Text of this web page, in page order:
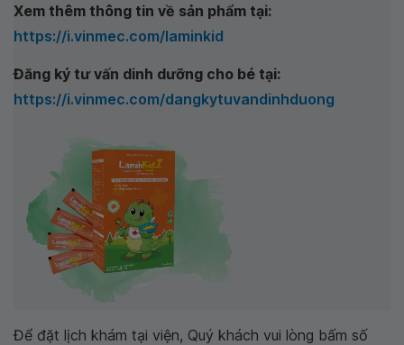
Xem thêm thông tin về sản phẩm tại:
https://i.vinmec.com/laminkid
Đăng ký tư vấn dinh dưỡng cho bé tại:
https://i.vinmec.com/dangkytuvandinhduong
Để đặt lịch khám tại viện, Quý khách vui lòng bấm số